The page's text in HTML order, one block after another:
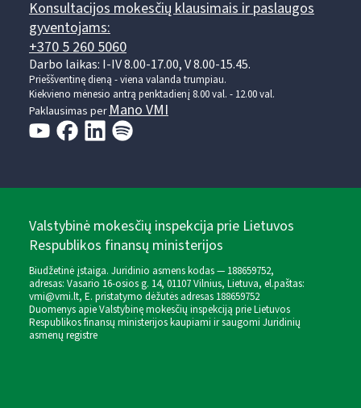
Konsultacijos mokesčių klausimais ir paslaugos
gyventojams:
+370 5 260 5060
Darbo laikas: I-IV 8.00-17.00, V 8.00-15.45.
Prieššventinę dieną - viena valanda trumpiau.
Kiekvieno mėnesio antrą penktadienį 8.00 val. - 12.00 val.
Paklausimas perMano VMI
Valstybinė mokesčių inspekcija prie Lietuvos
Respublikos finansų ministerijos
Biudžetinė įstaiga. Juridinio asmens kodas — 188659752,
adresas: Vasario 16-osios g. 14, 01107 Vilnius, Lietuva, el.paštas:
vmi@vmi.lt, E. pristatymo dėžutės adresas 188659752
Duomenys apie Valstybinę mokesčių inspekciją prie Lietuvos
Respublikos finansų ministerijos kaupiami ir saugomi Juridinių
asmenų registre